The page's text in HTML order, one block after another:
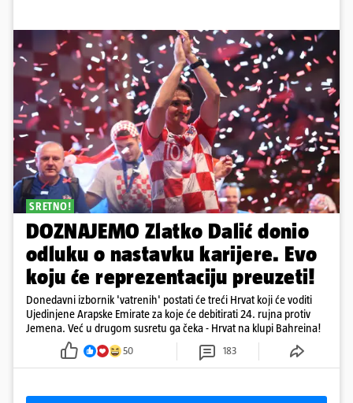
SRETNO!
DOZNAJEMO Zlatko Dalić donio
odluku o nastavku karijere. Evo
koju će reprezentaciju preuzeti!
Donedavni izbornik 'vatrenih' postati će treći Hrvat koji će voditi
Ujedinjene Arapske Emirate za koje će debitirati 24. rujna protiv
Jemena. Već u drugom susretu ga čeka - Hrvat na klupi Bahreina!
50 183